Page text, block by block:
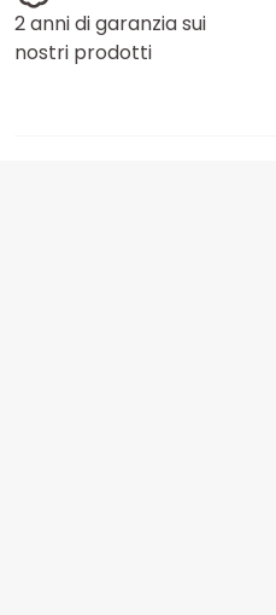
2 anni di garanzia sui
nostri prodotti